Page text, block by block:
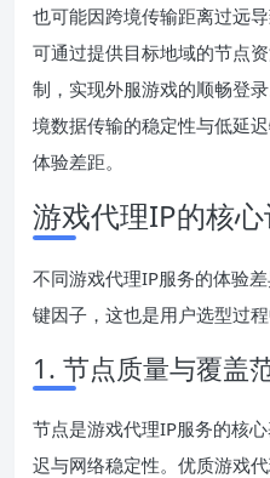
也可能因跨境传输距离过远
可通过提供目标地域的节点
制，实现外服游戏的顺畅登
境数据传输的稳定性与低延
体验差距。
游戏代理IP的核
不同游戏代理IP服务的体验
键因子，这也是用户选型过
1. 节点质量与覆盖
节点是游戏代理IP服务的核
迟与网络稳定性。优质游戏